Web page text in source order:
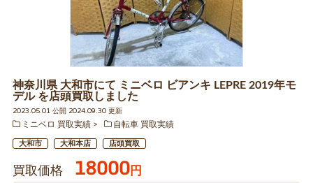
神奈川県 大和市にて ミニベロ ビアンキ LEPRE 2019年モ
デル を店頭買取しました
2023.05.01 公開 2024.09.30 更新
ミニベロ 買取実績
自転車 買取実績
大和市 大和本店 店頭買取
買取価格 18000円